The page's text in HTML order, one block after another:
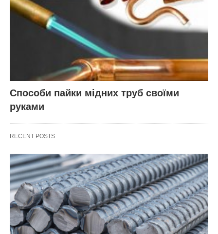
Способи пайки мідних труб своїми
руками
RECENT POSTS